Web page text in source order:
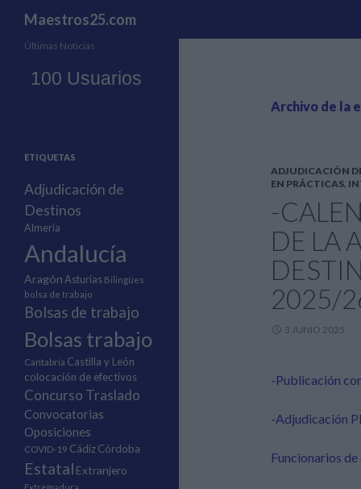
Maestros25.com
Archivo de la
ADJUDICACIÓN
EN PRÁCTICAS,
-
DE LA
2025/
3 JUNIO 2025
-Publicación
-Adjudicación
Funcionarios
Últimas Noticias
ETIQUETAS
Adjudicación de
Destinos
Almería
Andalucía
Aragón Asturias Bilingües
bolsa de trabajo
Bolsas de trabajo
Bolsas trabajo
Cantabria Castilla y León
colocación de efectivos
Concurso Traslado
Convocatorias
Oposiciones
COVID-19 CádizCórdoba
Estatal Extranjero